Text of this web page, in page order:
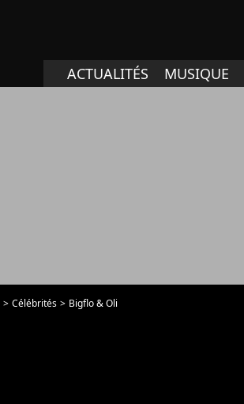
ACTUALITÉS MUSIQUE
Célébrités Bigflo & Oli